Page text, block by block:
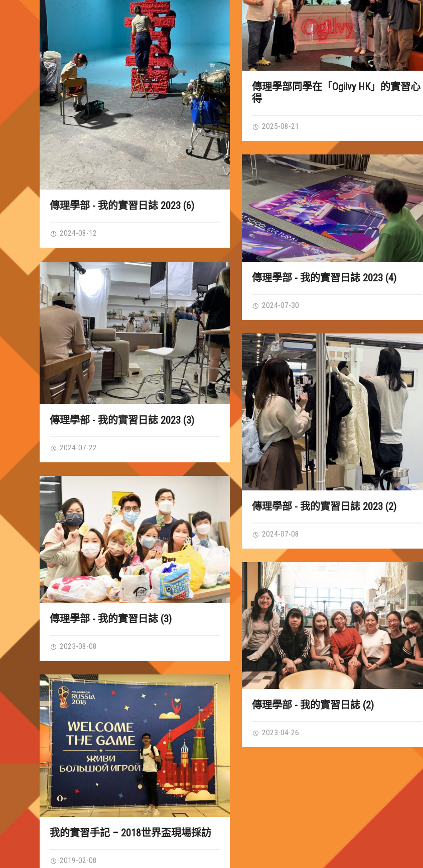
傳理學部同學在「Ogilvy HK」的實習心
得
2025-08-21
傳理學部 - 我的實習日誌 2023 (6)
2024-08-12
傳理學部 - 我的實習日誌 2023 (4)
2024-07-30
傳理學部 - 我的實習日誌 2023 (3)
2024-07-22
傳理學部 - 我的實習日誌 2023 (2)
2024-07-08
傳理學部 - 我的實習日誌 (3)
2023-08-08
傳理學部 - 我的實習日誌 (2)
2023-04-26
我的實習手記 – 2018世界盃現場採訪
2019-02-08